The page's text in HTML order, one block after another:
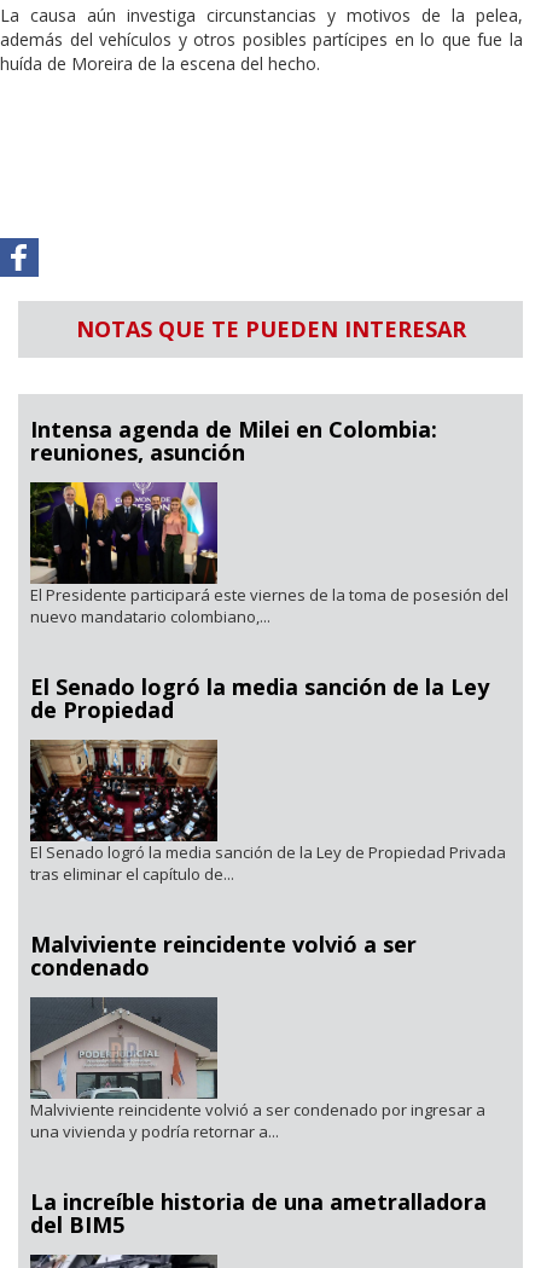
La causa aún investiga circunstancias y motivos de la pelea,
además del vehículos y otros posibles partícipes en lo que fue la
huída de Moreira de la escena del hecho.
NOTAS QUE TE PUEDEN INTERESAR
Intensa agenda de Milei en Colombia:
reuniones, asunción
El Presidente participará este viernes de la toma de posesión del
nuevo mandatario colombiano,...
El Senado logró la media sanción de la Ley
de Propiedad
El Senado logró la media sanción de la Ley de Propiedad Privada
tras eliminar el capítulo de...
Malviviente reincidente volvió a ser
condenado
Malviviente reincidente volvió a ser condenado por ingresar a
una vivienda y podría retornar a...
La increíble historia de una ametralladora
del BIM5